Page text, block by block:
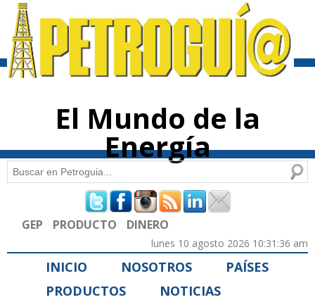
contenido
El Mundo de la
Energía
Formulario de búsqueda
Buscar
GEP PRODUCTO DINERO
lunes 10 agosto 2026 10:31:36 am
INICIO NOSOTROS
PAÍSES
PRODUCTOS
NOTICIAS